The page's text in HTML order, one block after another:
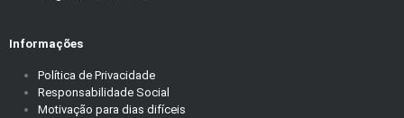
Informações
Política de Privacidade
Responsabilidade Social
Motivação para dias difíceis